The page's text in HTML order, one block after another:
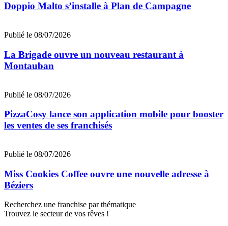
Doppio Malto s’installe à Plan de Campagne
Publié le 08/07/2026
La Brigade ouvre un nouveau restaurant à
Montauban
Publié le 08/07/2026
PizzaCosy lance son application mobile pour booster
les ventes de ses franchisés
Publié le 08/07/2026
Miss Cookies Coffee ouvre une nouvelle adresse à
Béziers
Recherchez une franchise par thématique
Trouvez le secteur de vos rêves !